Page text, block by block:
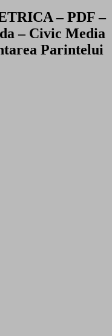
– PDF –
– Civic Media
Parintelui